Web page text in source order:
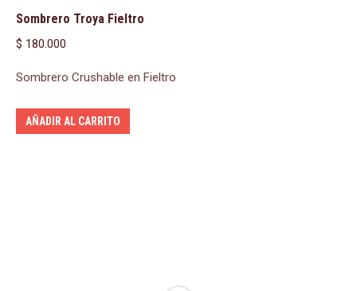
Sombrero Troya Fieltro
$ 180.000
Sombrero Crushable en Fieltro
AÑADIR AL CARRITO